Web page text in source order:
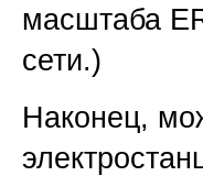
масштаба
сети.)
Наконец,